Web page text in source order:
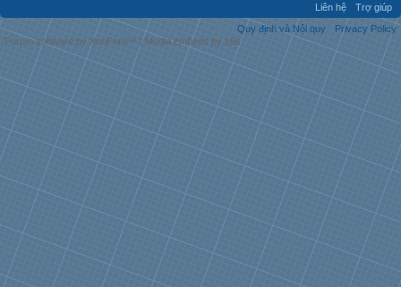
Liên hệ
Trợ giúp
Quy định và Nội quy
Privacy Policy
Forum software by XenForo™ | Media embeds by s9e